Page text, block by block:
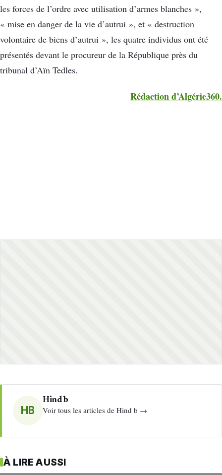
les forces de l’ordre avec utilisation d’armes blanches »,
« mise en danger de la vie d’autrui », et « destruction
volontaire de biens d’autrui », les quatre individus ont été
présentés devant le procureur de la République près du
tribunal d’Aïn Tedles.
Rédaction d’Algérie360.
HB
Hind b
Voir tous les articles de Hind b →
À LIRE AUSSI